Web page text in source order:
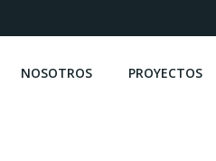
NOSOTROS PROYECTOS